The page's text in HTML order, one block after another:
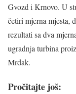
Gvozd i Krnovo. U
četiri mjerna mjesta,
rezultati sa dva
ugradnja turbina
Mrdak.
Pročitajte još: